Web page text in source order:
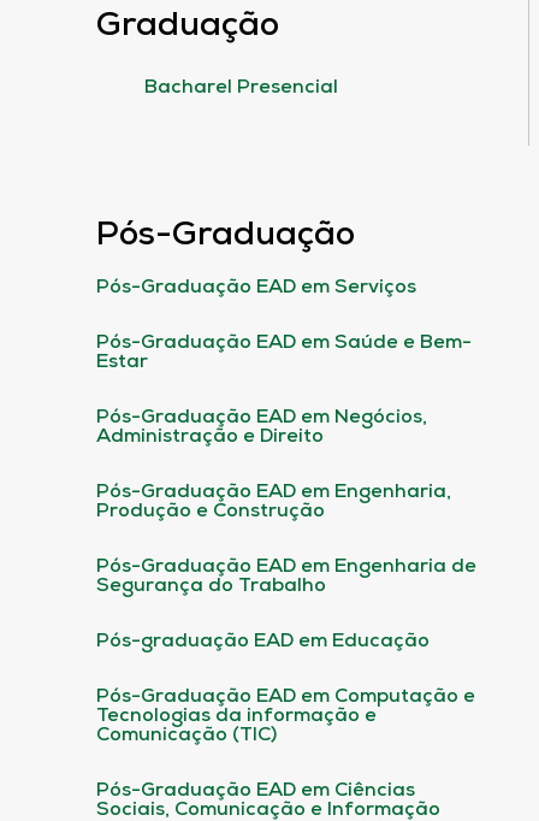
Graduação
Bacharel Presencial
Pós-Graduação
Pós-Graduação EAD em Serviços
Pós-Graduação EAD em Saúde e Bem-
Estar
Pós-Graduação EAD em Negócios,
Administração e Direito
Pós-Graduação EAD em Engenharia,
Produção e Construção
Pós-Graduação EAD em Engenharia de
Segurança do Trabalho
Pós-graduação EAD em Educação
Pós-Graduação EAD em Computação e
Tecnologias da informação e
Comunicação (TIC)
Pós-Graduação EAD em Ciências
Sociais, Comunicação e Informação